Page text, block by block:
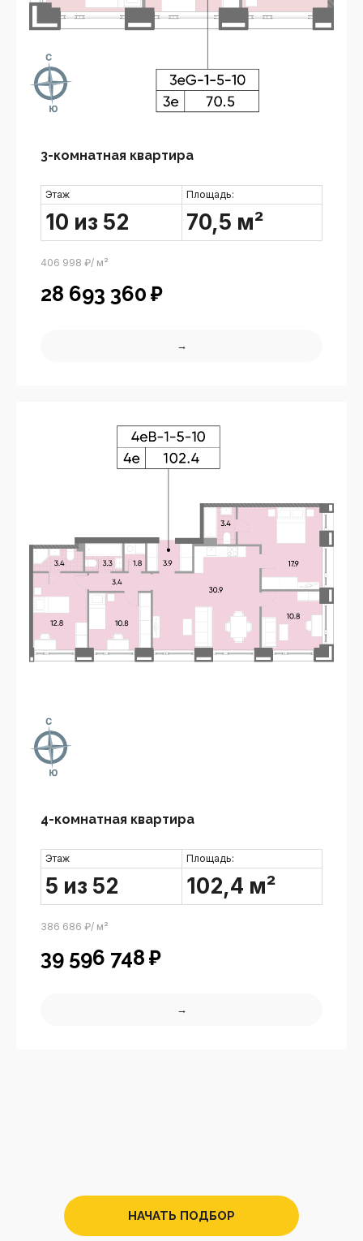
3-комнатная квартира
Этаж Площадь:
10 из 52 70,5 м²
406 998 ₽/ м²
28 693 360 ₽
→
4-комнатная квартира
Этаж Площадь:
5 из 52 102,4 м²
386 686 ₽/ м²
39 596 748 ₽
→
НАЧАТЬ ПОДБОР